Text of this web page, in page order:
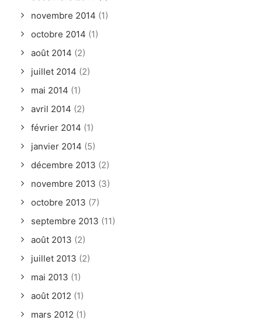
novembre 2014 (1)
octobre 2014 (1)
août 2014 (2)
juillet 2014 (2)
mai 2014 (1)
avril 2014 (2)
février 2014 (1)
janvier 2014 (5)
décembre 2013 (2)
novembre 2013 (3)
octobre 2013 (7)
septembre 2013 (11)
août 2013 (2)
juillet 2013 (2)
mai 2013 (1)
août 2012 (1)
mars 2012 (1)